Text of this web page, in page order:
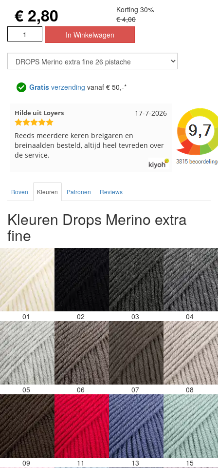
€ 2,80
Korting 30%
€ 4,00
Gratis verzending vanaf € 50,-*
12-7-2026
Loes uit EMMELOORD
Snelle levering en keurig verpakt. Top.
Nell uit
Goed
Boven Kleuren Patronen Reviews
Kleuren Drops Merino extra
fine
01 02 03 04
05 06 07 08
09 11 13 15